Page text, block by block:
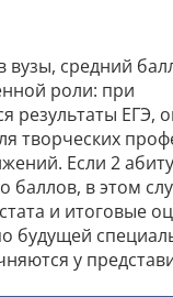
вузы, средний
роли: при
результаты ЕГЭ,
творческих
Если 2
баллов, в этом
и итоговые
будущей
у